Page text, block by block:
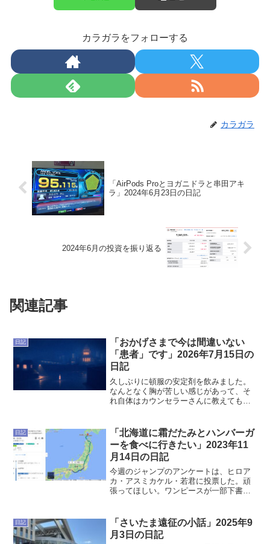
カラガラをフォローする
カラガラ
「AirPods Proとヨガニドラと串田アキ
ラ」2024年6月23日の日記
2024年6月の投資を振り返る
関連記事
日記
「おかげさまで今は間違いない
「患者」です」2026年7月15日の
日記
久しぶりに頓服の安定剤を飲みました。
なんとなく胸が苦しい感じがあって、そ
れ自体はカウンセラーさんに教えてもら
のだけれど、その後もなんとなく「沈
み」を感じたので、昼寝の前...
日記
「北海道に霜だたみとハンバーガ
ーを食べに行きたい」2023年11
月14日の日記
今週のジャンプのアンケートは、ヒロア
カ・アスミカケル・若君に投票した。頑
張ってほしい。ワンピースが一部下書き
描き続けていることの方が異常なのだけ
れど。オモコロチャンネル...
日記
「さいたま遠征の小話」2025年9
月3日の日記